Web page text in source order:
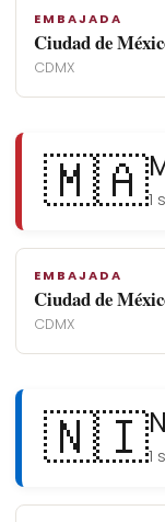
EMBAJADA
Ciudad de
CDMX
🇲🇦1
EMBAJADA
Ciudad de
CDMX
🇳🇮1